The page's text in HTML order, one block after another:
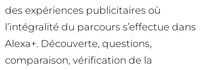
des expériences publicitaires où
l’intégralité du parcours s’effectue dans
Alexa+. Découverte, questions,
comparaison, vérification de la